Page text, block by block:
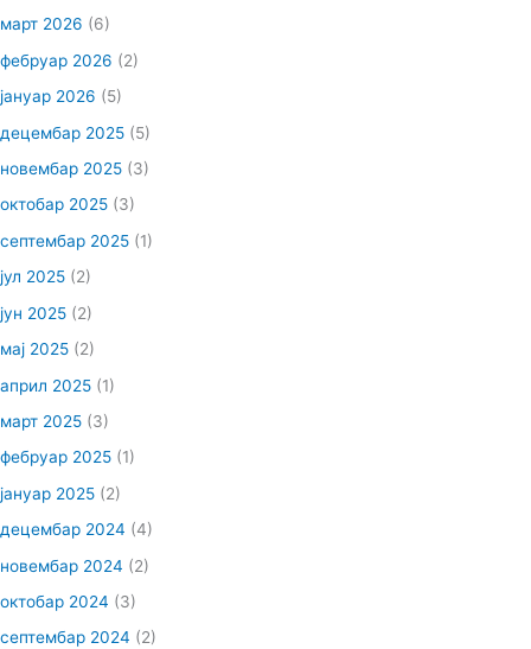
март 2026 (6)
фебруар 2026 (2)
јануар 2026 (5)
децембар 2025 (5)
новембар 2025 (3)
октобар 2025 (3)
септембар 2025 (1)
јул 2025 (2)
јун 2025 (2)
мај 2025 (2)
април 2025 (1)
март 2025 (3)
фебруар 2025 (1)
јануар 2025 (2)
децембар 2024 (4)
новембар 2024 (2)
октобар 2024 (3)
септембар 2024 (2)